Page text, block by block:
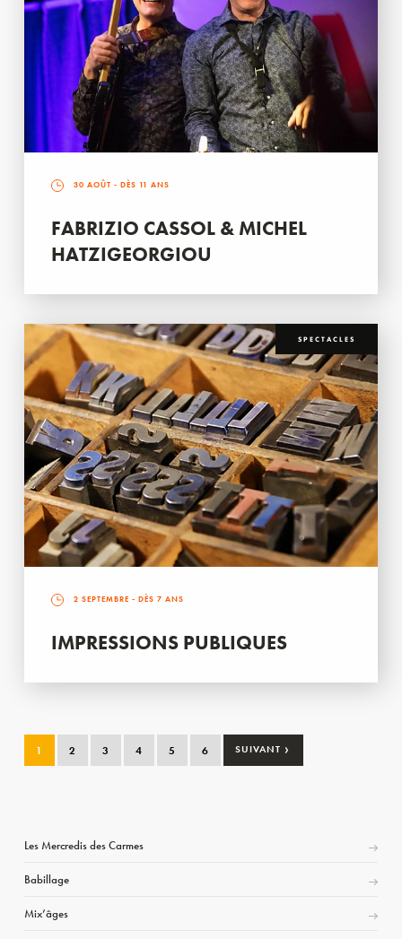
30 AOÛT - DÈS 11 ANS
FABRIZIO CASSOL & MICHEL
HATZIGEORGIOU
SPECTACLES
2 SEPTEMBRE - DÈS 7 ANS
IMPRESSIONS PUBLIQUES
1 2 3 4 5 6 SUIVANT ›
Les Mercredis des Carmes
Babillage
Mix’âges